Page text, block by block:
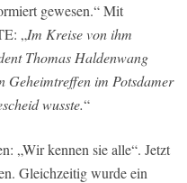
gewesen.“ Mit
„Im Kreise von ihm
Thomas Haldenwang
Geheimtreffen im Potsdamer
wusste.“
„Wir kennen sie alle“. Jetzt
Gleichzeitig wurde ein